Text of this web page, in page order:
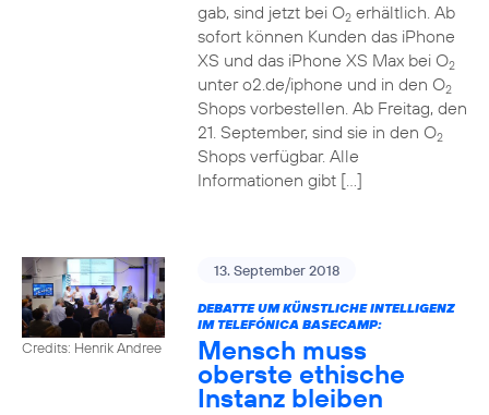
gab, sind jetzt bei O2erhältlich. Ab
sofort können Kunden das iPhone
XS und das iPhone XS Max bei O2
unter o2.de/iphone und in den O2
Shops vorbestellen. Ab Freitag, den
21. September, sind sie in den O2
Shops verfügbar. Alle
Informationen gibt […]
Credits: Henrik Andree
13. September 2018
DEBATTE UM KÜNSTLICHE INTELLIGENZ
IM TELEFÓNICA BASECAMP:
Mensch muss
oberste ethische
Instanz bleiben